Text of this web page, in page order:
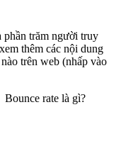
phần trăm người truy
thêm các nội dung
trên web (nhấp vào